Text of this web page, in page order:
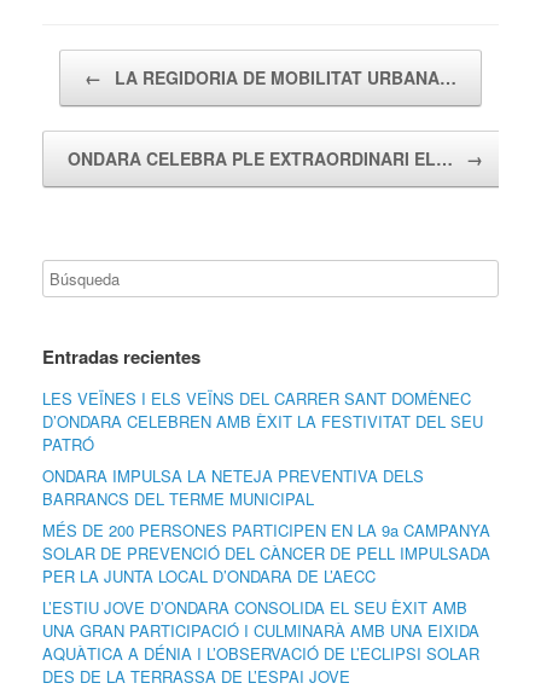
← LA REGIDORIA DE MOBILITAT URBANA…
ONDARA CELEBRA PLE EXTRAORDINARI EL… →
Entradas recientes
LES VEÏNES I ELS VEÏNS DEL CARRER SANT DOMÈNEC
D’ONDARA CELEBREN AMB ÈXIT LA FESTIVITAT DEL SEU
PATRÓ
ONDARA IMPULSA LA NETEJA PREVENTIVA DELS
BARRANCS DEL TERME MUNICIPAL
MÉS DE 200 PERSONES PARTICIPEN EN LA 9a CAMPANYA
SOLAR DE PREVENCIÓ DEL CÀNCER DE PELL IMPULSADA
PER LA JUNTA LOCAL D’ONDARA DE L’AECC
L’ESTIU JOVE D’ONDARA CONSOLIDA EL SEU ÈXIT AMB
UNA GRAN PARTICIPACIÓ I CULMINARÀ AMB UNA EIXIDA
AQUÀTICA A DÉNIA I L’OBSERVACIÓ DE L’ECLIPSI SOLAR
DES DE LA TERRASSA DE L’ESPAI JOVE